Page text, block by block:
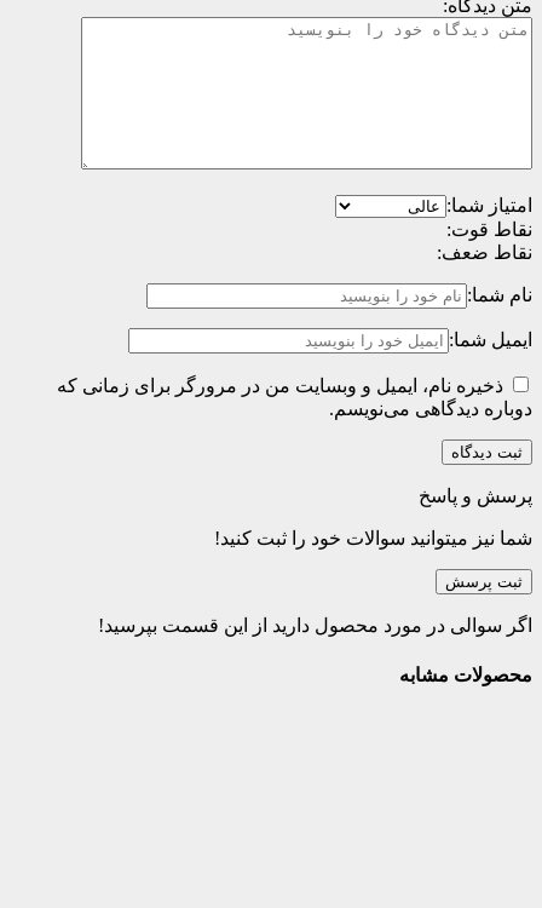
متن دیدگاه:
امتیاز شما:
نقاط قوت:
نقاط ضعف:
نام شما:
ایمیل شما:
ذخیره نام، ایمیل و وبسایت من در مرورگر برای زمانی که
دوباره دیدگاهی می‌نویسم.
پرسش و پاسخ
شما نیز میتوانید سوالات خود را ثبت کنید!
ثبت پرسش
اگر سوالی در مورد محصول دارید از این قسمت بپرسید!
محصولات مشابه